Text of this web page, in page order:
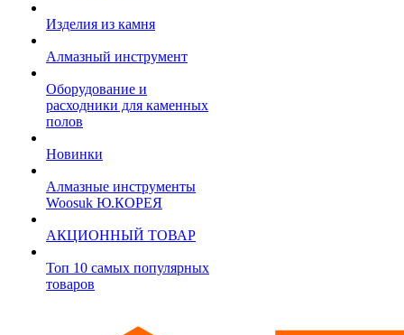
Изделия из камня
Алмазный инструмент
Оборудование и
расходники для каменных
полов
Новинки
Алмазные инструменты
Woosuk Ю.КОРЕЯ
АКЦИОННЫЙ ТОВАР
Топ 10 самых популярных
товаров